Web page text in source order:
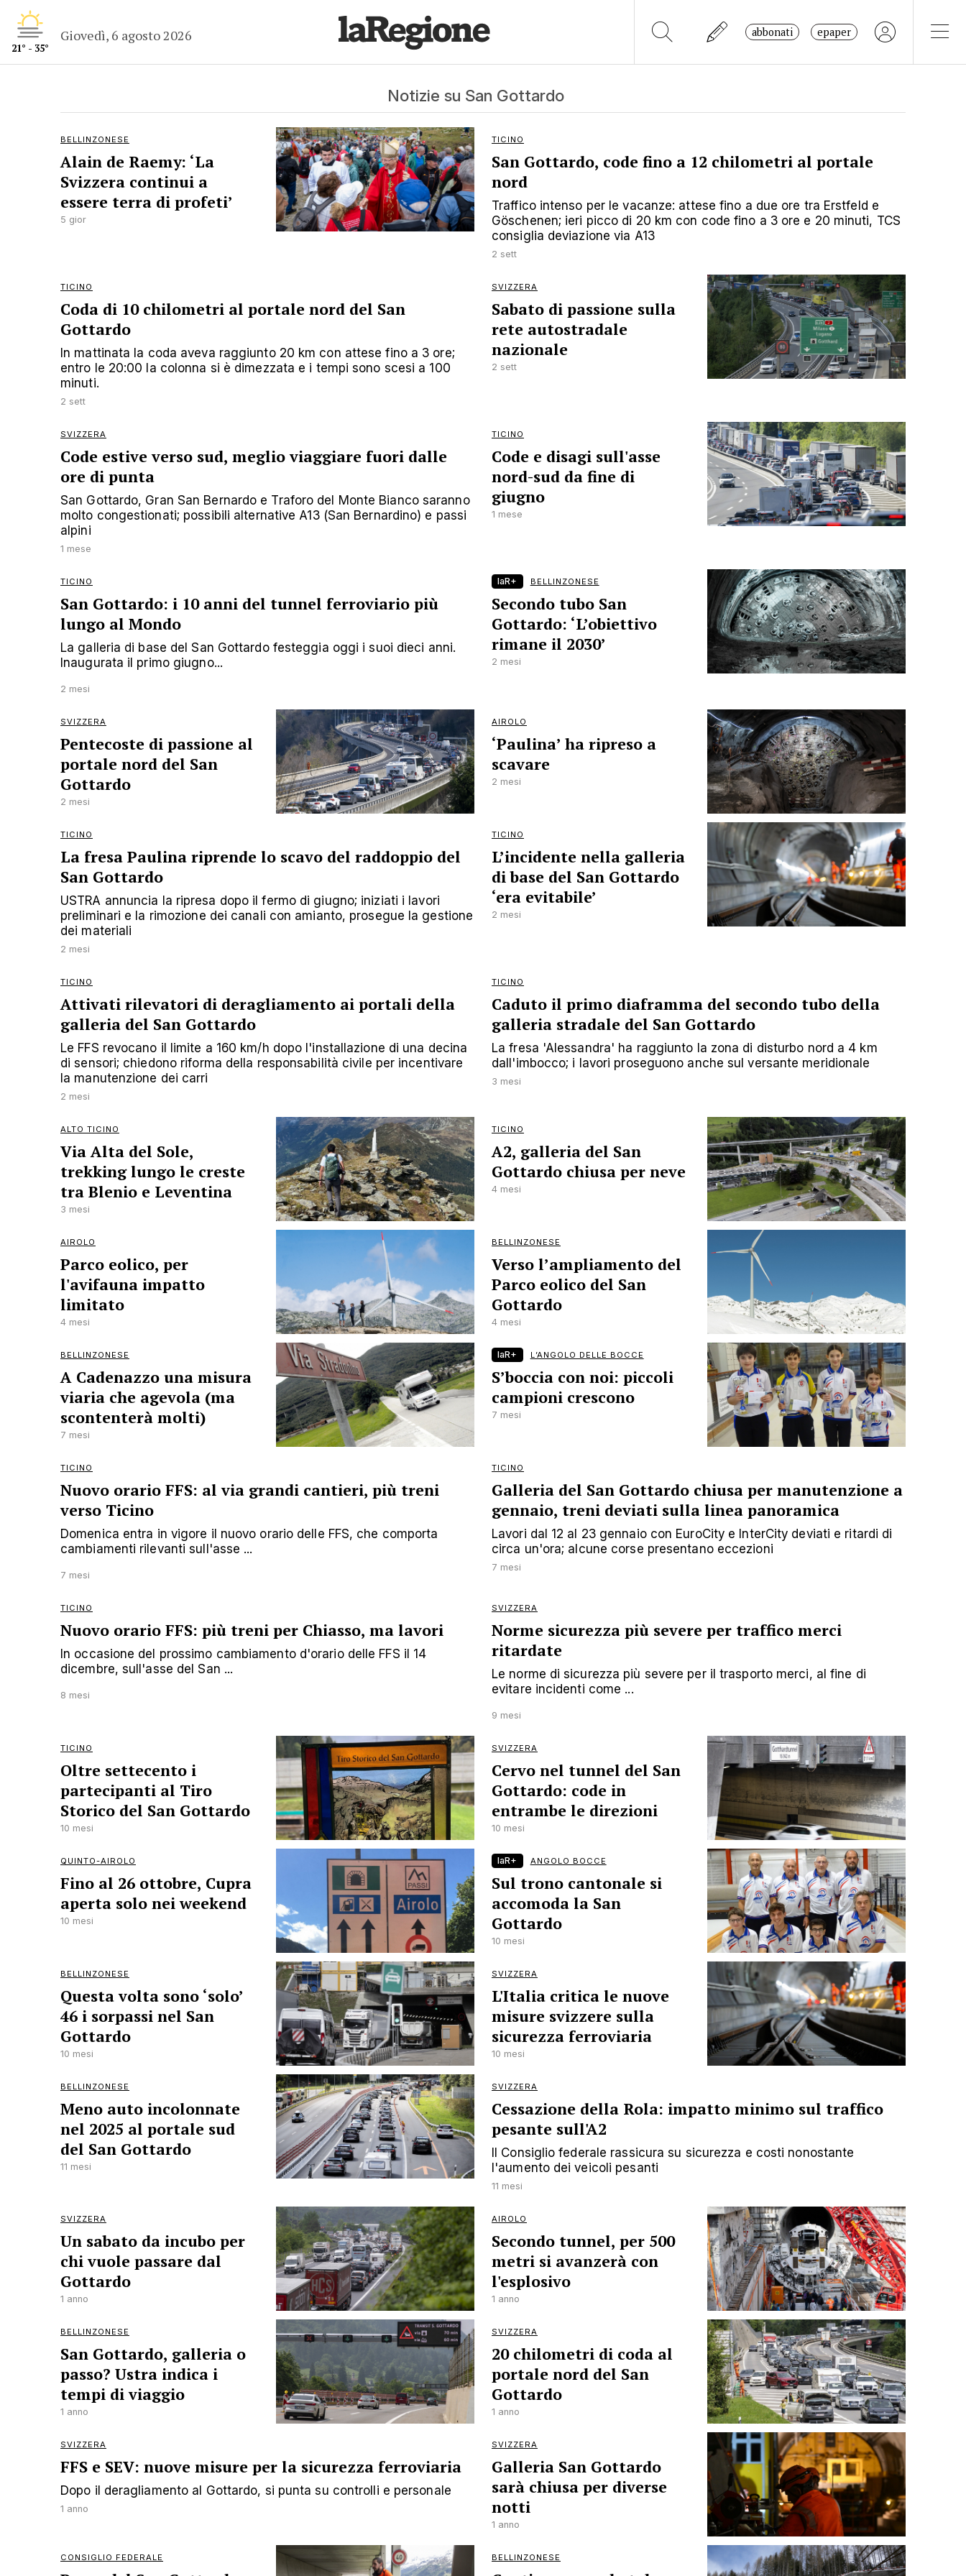
21° - 35°
Giovedì, 6 agosto 2026 abbonati epaper
Notizie su San Gottardo
BELLINZONESE
Alain de Raemy: ‘La
Svizzera continui a
essere terra di profeti’
5 gior
TICINO
San Gottardo, code fino a 12 chilometri al portale
nord
Traffico intenso per le vacanze: attese fino a due ore tra Erstfeld e
Göschenen; ieri picco di 20 km con code fino a 3 ore e 20 minuti, TCS
consiglia deviazione via A13
2 sett
TICINO
Coda di 10 chilometri al portale nord del San
Gottardo
In mattinata la coda aveva raggiunto 20 km con attese fino a 3 ore;
entro le 20:00 la colonna si è dimezzata e i tempi sono scesi a 100
minuti.
2 sett
SVIZZERA
Sabato di passione sulla
rete autostradale
nazionale
2 sett
SVIZZERA
Code estive verso sud, meglio viaggiare fuori dalle
ore di punta
San Gottardo, Gran San Bernardo e Traforo del Monte Bianco saranno
molto congestionati; possibili alternative A13 (San Bernardino) e passi
alpini
1 mese
TICINO
Code e disagi sull'asse
nord-sud da fine di
giugno
1 mese
TICINO
San Gottardo: i 10 anni del tunnel ferroviario più
lungo al Mondo
La galleria di base del San Gottardo festeggia oggi i suoi dieci anni.
Inaugurata il primo giugno...
2 mesi
laR+ BELLINZONESE
Secondo tubo San
Gottardo: ‘L’obiettivo
rimane il 2030’
2 mesi
SVIZZERA
Pentecoste di passione al
portale nord del San
Gottardo
2 mesi
AIROLO
‘Paulina’ ha ripreso a
scavare
2 mesi
TICINO
La fresa Paulina riprende lo scavo del raddoppio del
San Gottardo
USTRA annuncia la ripresa dopo il fermo di giugno; iniziati i lavori
preliminari e la rimozione dei canali con amianto, prosegue la gestione
dei materiali
2 mesi
TICINO
L’incidente nella galleria
di base del San Gottardo
‘era evitabile’
2 mesi
TICINO
Attivati rilevatori di deragliamento ai portali della
galleria del San Gottardo
Le FFS revocano il limite a 160 km/h dopo l'installazione di una decina
di sensori; chiedono riforma della responsabilità civile per incentivare
la manutenzione dei carri
2 mesi
TICINO
Caduto il primo diaframma del secondo tubo della
galleria stradale del San Gottardo
La fresa 'Alessandra' ha raggiunto la zona di disturbo nord a 4 km
dall'imbocco; i lavori proseguono anche sul versante meridionale
3 mesi
ALTO TICINO
Via Alta del Sole,
trekking lungo le creste
tra Blenio e Leventina
3 mesi
TICINO
A2, galleria del San
Gottardo chiusa per neve
4 mesi
AIROLO
Parco eolico, per
l'avifauna impatto
limitato
4 mesi
BELLINZONESE
Verso l’ampliamento del
Parco eolico del San
Gottardo
4 mesi
BELLINZONESE
A Cadenazzo una misura
viaria che agevola (ma
scontenterà molti)
7 mesi
laR+ L’ANGOLO DELLE BOCCE
S’boccia con noi: piccoli
campioni crescono
7 mesi
TICINO
Nuovo orario FFS: al via grandi cantieri, più treni
verso Ticino
Domenica entra in vigore il nuovo orario delle FFS, che comporta
cambiamenti rilevanti sull'asse ...
7 mesi
TICINO
Galleria del San Gottardo chiusa per manutenzione a
gennaio, treni deviati sulla linea panoramica
Lavori dal 12 al 23 gennaio con EuroCity e InterCity deviati e ritardi di
circa un'ora; alcune corse presentano eccezioni
7 mesi
TICINO
Nuovo orario FFS: più treni per Chiasso, ma lavori
In occasione del prossimo cambiamento d'orario delle FFS il 14
dicembre, sull'asse del San ...
8 mesi
SVIZZERA
Norme sicurezza più severe per traffico merci
ritardate
Le norme di sicurezza più severe per il trasporto merci, al fine di
evitare incidenti come ...
9 mesi
TICINO
Oltre settecento i
partecipanti al Tiro
Storico del San Gottardo
10 mesi
SVIZZERA
Cervo nel tunnel del San
Gottardo: code in
entrambe le direzioni
10 mesi
QUINTO-AIROLO
Fino al 26 ottobre, Cupra
aperta solo nei weekend
10 mesi
laR+ ANGOLO BOCCE
Sul trono cantonale si
accomoda la San
Gottardo
10 mesi
BELLINZONESE
Questa volta sono ‘solo’
46 i sorpassi nel San
Gottardo
10 mesi
SVIZZERA
L'Italia critica le nuove
misure svizzere sulla
sicurezza ferroviaria
10 mesi
BELLINZONESE
Meno auto incolonnate
nel 2025 al portale sud
del San Gottardo
11 mesi
SVIZZERA
Cessazione della Rola: impatto minimo sul traffico
pesante sull'A2
Il Consiglio federale rassicura su sicurezza e costi nonostante
l'aumento dei veicoli pesanti
11 mesi
SVIZZERA
Un sabato da incubo per
chi vuole passare dal
Gottardo
1 anno
AIROLO
Secondo tunnel, per 500
metri si avanzerà con
l'esplosivo
1 anno
BELLINZONESE
San Gottardo, galleria o
passo? Ustra indica i
tempi di viaggio
1 anno
SVIZZERA
20 chilometri di coda al
portale nord del San
Gottardo
1 anno
SVIZZERA
FFS e SEV: nuove misure per la sicurezza ferroviaria
Dopo il deragliamento al Gottardo, si punta su controlli e personale
1 anno
SVIZZERA
Galleria San Gottardo
sarà chiusa per diverse
notti
1 anno
CONSIGLIO FEDERALE BELLINZONESE